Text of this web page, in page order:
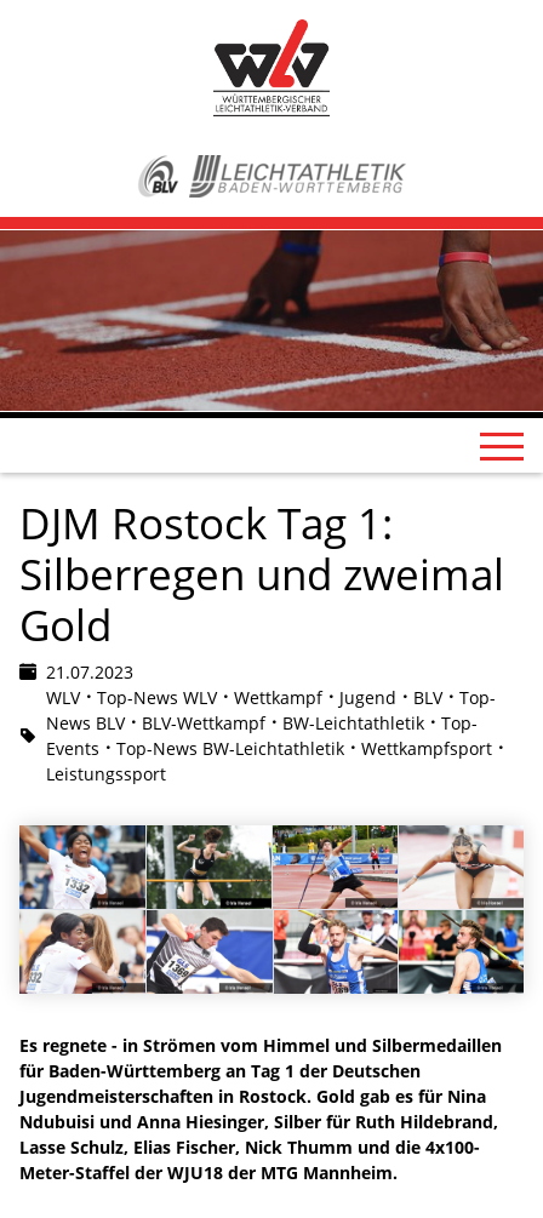
DJM Rostock Tag 1:
Silberregen und zweimal
Gold
21.07.2023
WLV
Top-News WLV Wettkampf Jugend BLV
Top-
News BLV
BLV-Wettkampf BW-Leichtathletik
Top-
Events
Top-News BW-Leichtathletik
Wettkampfsport
Leistungssport
Es regnete - in Strömen vom Himmel und Silbermedaillen
für Baden-Württemberg an Tag 1 der Deutschen
Jugendmeisterschaften in Rostock. Gold gab es für Nina
Ndubuisi und Anna Hiesinger, Silber für Ruth Hildebrand,
Lasse Schulz, Elias Fischer, Nick Thumm und die 4x100-
Meter-Staffel der WJU18 der MTG Mannheim.